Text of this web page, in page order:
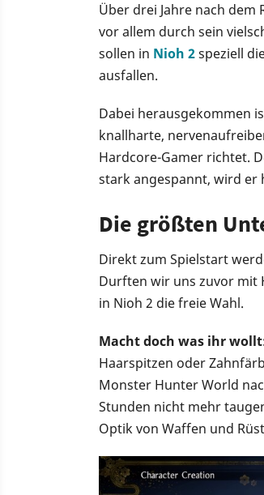
Über drei Jahre nach dem
vor allem durch sein
sollen in Nioh 2speziell
ausfallen.
Dabei herausgekommen
knallharte,
Hardcore-Gamer richtet.
stark angespannt, wird er
Die größten
Direkt zum Spielstart
Durften wir uns zuvor mit
in Nioh 2 die freie Wahl.
Macht doch was ihr
Haarspitzen oder
Monster Hunter World
Stunden nicht mehr
Optik von Waffen und